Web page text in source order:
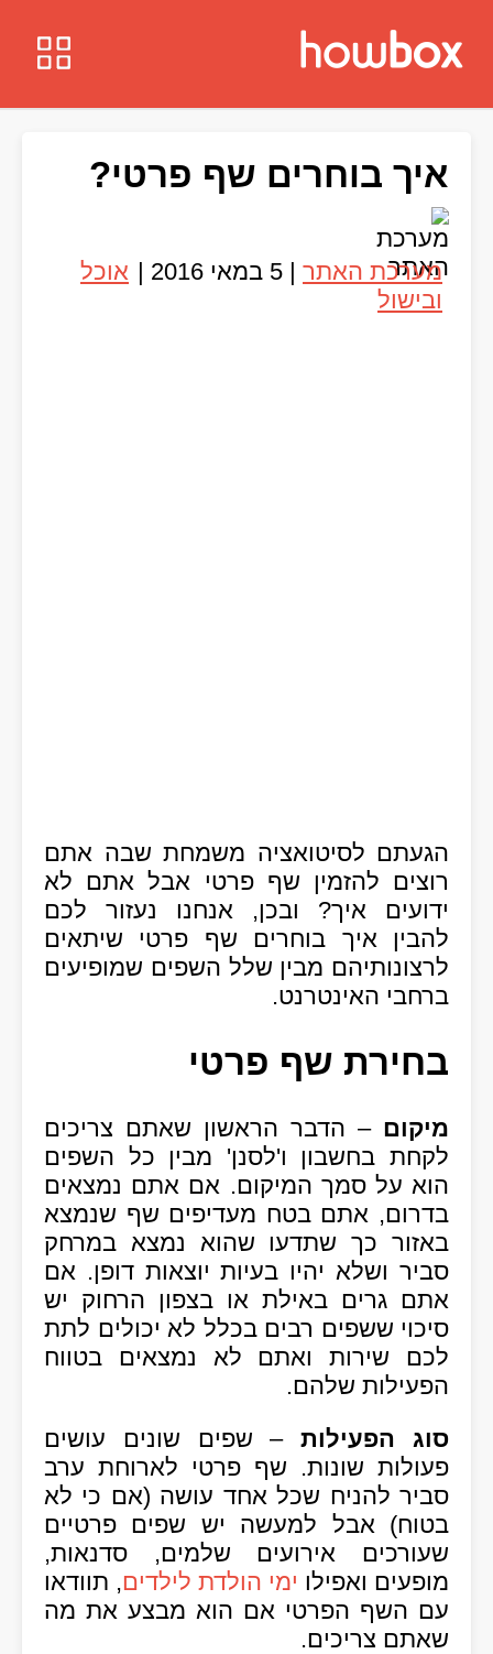
איך בוחרים שף פרטי?
מערכת האתר | 5 במאי 2016 | אוכל
ובישול
הגעתם לסיטואציה משמחת שבה אתם
רוצים להזמין שף פרטי אבל אתם לא
ידועים איך? ובכן, אנחנו נעזור לכם
להבין איך בוחרים שף פרטי שיתאים
לרצונותיהם מבין שלל השפים שמופיעים
ברחבי האינטרנט.
בחירת שף פרטי
מיקום – הדבר הראשון שאתם צריכים
לקחת בחשבון ו'לסנן' מבין כל השפים
הוא על סמך המיקום. אם אתם נמצאים
בדרום, אתם בטח מעדיפים שף שנמצא
באזור כך שתדעו שהוא נמצא במרחק
סביר ושלא יהיו בעיות יוצאות דופן. אם
אתם גרים באילת או בצפון הרחוק יש
סיכוי ששפים רבים בכלל לא יכולים לתת
לכם שירות ואתם לא נמצאים בטווח
הפעילות שלהם.
סוג הפעילות– שפים שונים עושים
פעולות שונות. שף פרטי לארוחת ערב
סביר להניח שכל אחד עושה (אם כי לא
בטוח) אבל למעשה יש שפים פרטיים
שעורכים אירועים שלמים, סדנאות,
מופעים ואפילו ימי הולדת לילדים, תוודאו
עם השף הפרטי אם הוא מבצע את מה
שאתם צריכים.